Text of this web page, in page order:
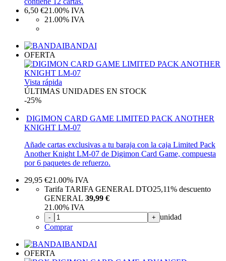
6,50 €21.00% IVA
21.00% IVA
BANDAI
OFERTA
Vista rápida
ÚLTIMAS UNIDADES EN STOCK
-25%
DIGIMON CARD GAME LIMITED PACK ANOTHER
KNIGHT LM-07
Añade cartas exclusivas a tu baraja con la caja Limited Pack
Another Knight LM-07 de Digimon Card Game, compuesta
por 6 paquetes de refuerzo.
29,95 €21.00% IVA
Tarifa TARIFA GENERAL DTO25,11% descuento
GENERAL 39,99 €
21.00% IVA
- + unidad
Comprar
BANDAI
OFERTA